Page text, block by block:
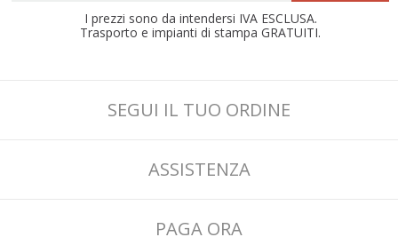
I prezzi sono da intendersi IVA ESCLUSA.
Trasporto e impianti di stampa GRATUITI.
SEGUI IL TUO ORDINE
ASSISTENZA
PAGA ORA